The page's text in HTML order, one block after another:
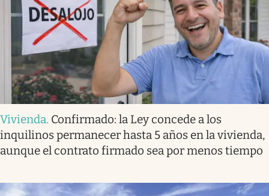
Vivienda. Confirmado: la Ley concede a los
inquilinos permanecer hasta 5 años en la vivienda,
aunque el contrato firmado sea por menos tiempo